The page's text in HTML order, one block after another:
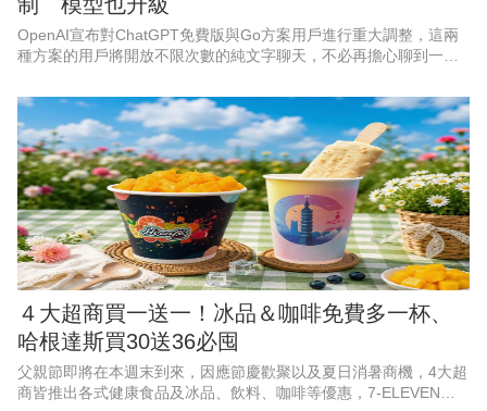
OpenAI宣布對ChatGPT免費版與Go方案用戶進行重大調整，這兩
種方案的用戶將開放不限次數的純文字聊天，不必再擔心聊到一半
４大超商買一送一！冰品＆咖啡免費多一杯、
哈根達斯買30送36必囤
父親節即將在本週末到來，因應節慶歡聚以及夏日消暑商機，4大超
商皆推出各式健康食品及冰品、飲料、咖啡等優惠，7-ELEVEN聯